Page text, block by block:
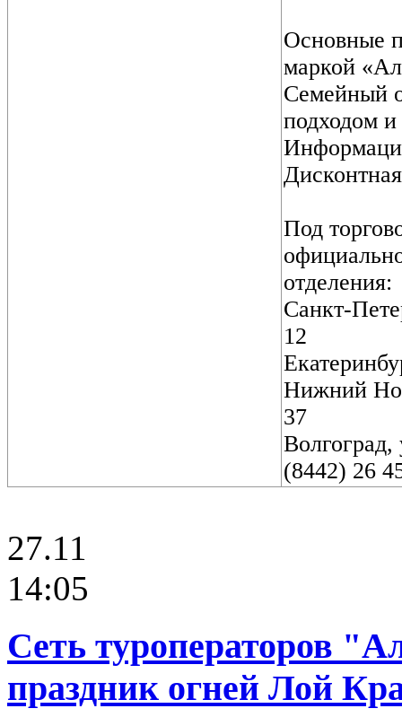
Основные
маркой
Семейный
подходом
Под
отделения:
Санкт-
12
Нижний
37
(8442) 26
27.11
14:05
Сеть туроператоров
праздник огней Лой